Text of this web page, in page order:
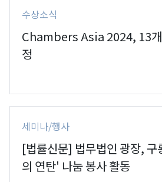
수상소식
Chambers Asia 2024, 13
정
세미나/행사
[법률신문] 법무법인 광장,
의 연탄' 나눔 봉사 활동